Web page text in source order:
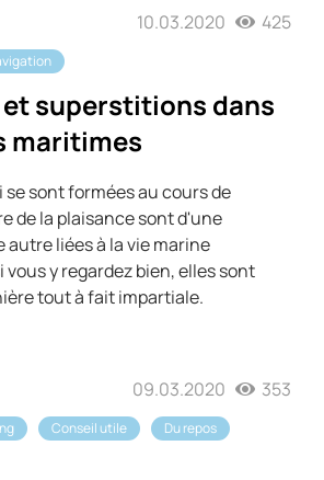
10.03.2020 425
superstitions dans
maritimes
sont formées au cours de
de la plaisance sont d'une
autre liées à la vie marine
y regardez bien, elles sont
tout à fait impartiale.
09.03.2020 353
Conseil utile
Du repos